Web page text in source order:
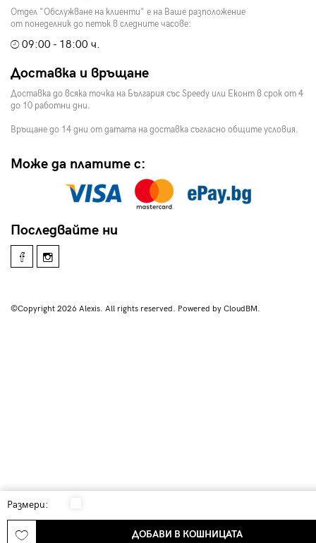
Размери:
ДОБАВИ В КОШНИЦАТА
Отдел "Обслужване на клиенти" е на Ваше разположение
от понеделник до петък в следните часове:
09:00 - 18:00 ч.
Доставка и връщане
Доставка до всяка точка на България със Speedy или Еконт в срок от 4
до 10 работни дни.
Връщане до 14 дни от датата на доставка съгласно общите условия.
Може да платите с:
Последвайте ни
©Copyright 2026 Alexis. All rights reserved. Powered by CloudBM.